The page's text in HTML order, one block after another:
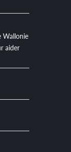
Wallonie
aider